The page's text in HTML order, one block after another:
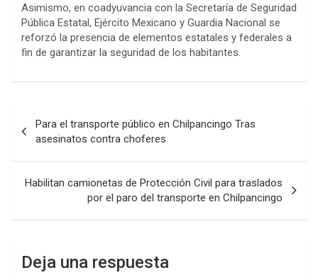
Asimismo, en coadyuvancia con la Secretaría de Seguridad
Pública Estatal, Ejército Mexicano y Guardia Nacional se
reforzó la presencia de elementos estatales y federales a
fin de garantizar la seguridad de los habitantes.
de
entradas
Para el transporte público en Chilpancingo Tras
asesinatos contra choferes
Habilitan camionetas de Protección Civil para traslados
por el paro del transporte en Chilpancingo
Deja una respuesta